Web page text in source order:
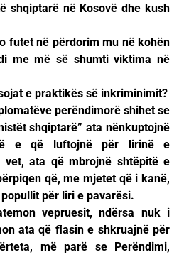
shqiptarë në Kosovë dhe kush
futet në përdorim mu në kohën
me më së shumti viktima në
e praktikës së inkriminimit?
perëndimorë shihet se
shqiptarë” ata nënkuptojnë
e që luftojnë për lirinë e
vet, ata që mbrojnë shtëpitë e
që, me mjetet që i kanë,
për liri e pavarësi.
vepruesit, ndërsa nuk i
ata që flasin e shkruajnë për
më parë se Perëndimi,